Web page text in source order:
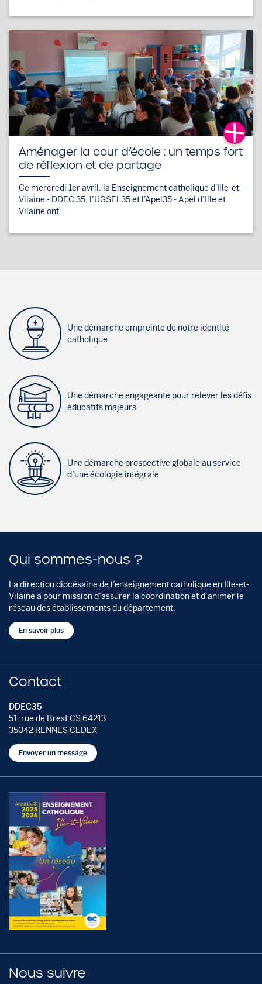
Aménager la cour d’école : un temps fort
de réflexion et de partage
Ce mercredi 1er avril, la Enseignement catholique d'Ille-et-
Vilaine - DDEC 35, l’UGSEL35 et l’Apel35 - Apel d’Ille et
Vilaine ont...
Une démarche empreinte de notre identité
catholique
Une démarche engageante pour relever les défis
éducatifs majeurs
Une démarche prospective globale au service
d’une écologie intégrale
Qui sommes-nous ?
La direction diocésaine de l’enseignement catholique en Ille-et-
Vilaine a pour mission d’assurer la coordination et d’animer le
réseau des établissements du département.
En savoir plus
Contact
DDEC35
51, rue de Brest CS 64213
35042 RENNES CEDEX
Envoyer un message
Nous suivre